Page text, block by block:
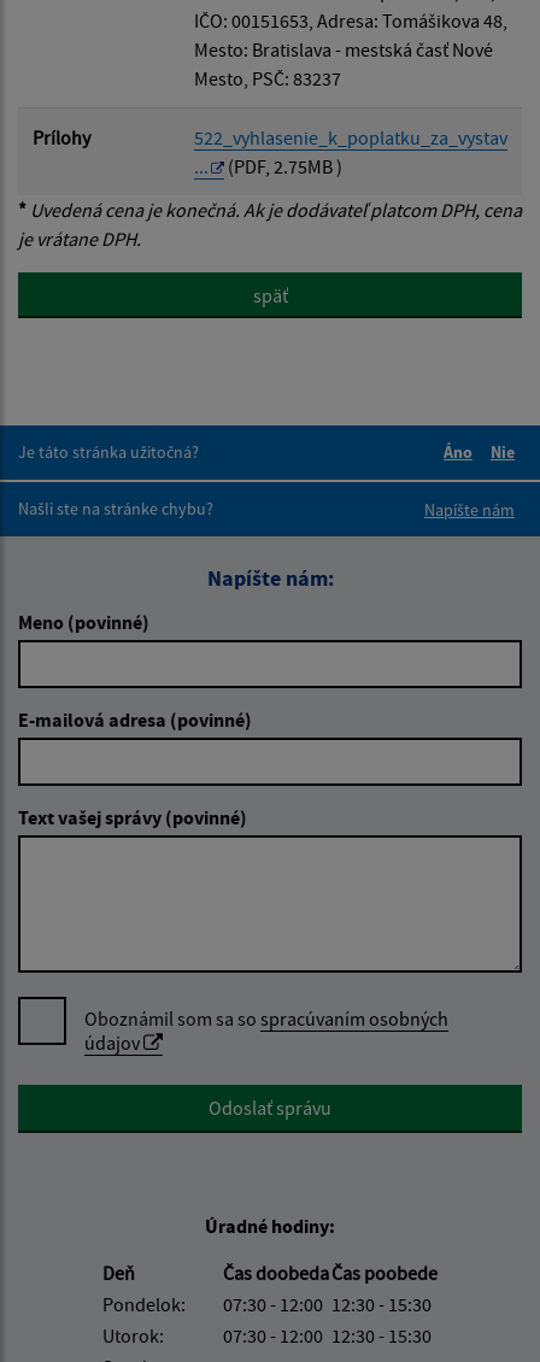
IČO: 00151653, Adresa: Tomášikova 48,
Mesto: Bratislava - mestská časť Nové
Mesto, PSČ: 83237
Prílohy
522_vyhlasenie_k_poplatku_za_vystav
...
(PDF, 2.75MB )
* Uvedená cena je konečná. Ak je dodávateľ platcom DPH, cena
je vrátane DPH.
späť
Je táto stránka užitočná?
Áno
Nie
Našli ste na stránke chybu?
Napíšte nám
Napíšte nám:
Meno (povinné)
E-mailová adresa (povinné)
Text vašej správy (povinné)
Oboznámil som sa so spracúvaním osobných
údajov
Google reCaptcha ResponseOdoslať správu
Úradné hodiny:
Deň
Čas doobedaČas poobede
Pondelok:
07:30 - 12:00 12:30 - 15:30
Utorok:
07:30 - 12:00 12:30 - 15:30